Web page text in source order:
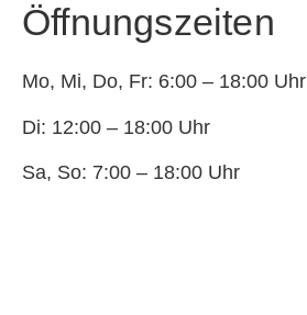
Öffnungszeiten
Mo, Mi, Do, Fr: 6:00 – 18:00 Uhr
Di: 12:00 – 18:00 Uhr
Sa, So: 7:00 – 18:00 Uhr